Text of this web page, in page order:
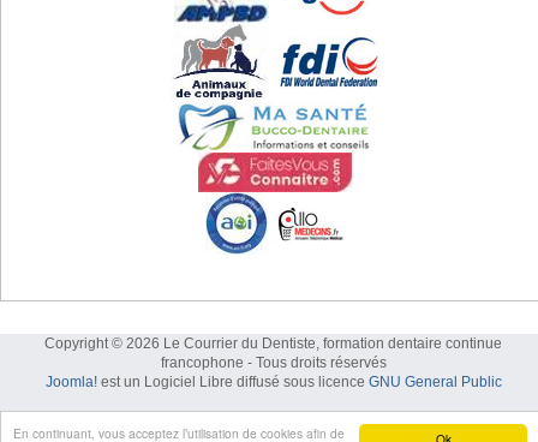
En continuant, vous acceptez l’utilisation de cookies afin de
Copyright © 2026 Le Courrier du Dentiste, formation dentaire continue
francophone - Tous droits réservés
Joomla!est un Logiciel Libre diffusé sous licence GNU General Public